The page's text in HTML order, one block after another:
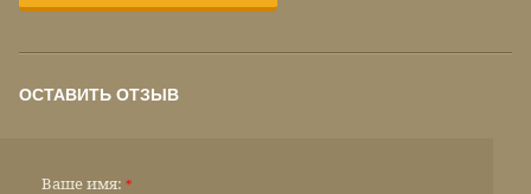
ОСТАВИТЬ ОТЗЫВ
Ваше имя: *